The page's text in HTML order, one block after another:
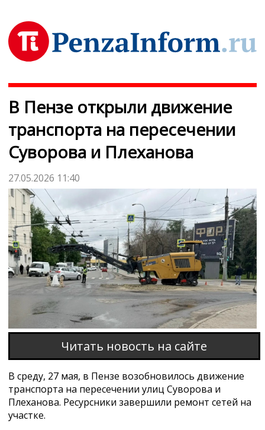
В Пензе открыли движение
транспорта на пересечении
Суворова и Плеханова
27.05.2026 11:40
Читать новость на сайте
В среду, 27 мая, в Пензе возобновилось движение
транспорта на пересечении улиц Суворова и
Плеханова. Ресурсники завершили ремонт сетей на
участке.